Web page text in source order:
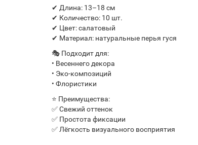
✔ Длина: 13–18 см
✔ Количество: 10 шт.
✔ Цвет: салатовый
✔ Материал: натуральные перья гуся
🎭 Подходит для:
• Весеннего декора
• Эко-композиций
• Флористики
⭐ Преимущества:
✅ Свежий оттенок
✅ Простота фиксации
✅ Лёгкость визуального восприятия